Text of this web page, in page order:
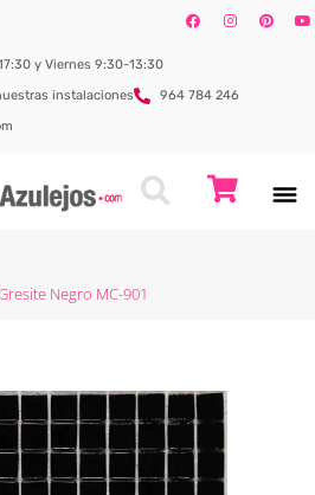
y Viernes 9:30-13:30
instalaciones
964 784 246
Negro MC-901